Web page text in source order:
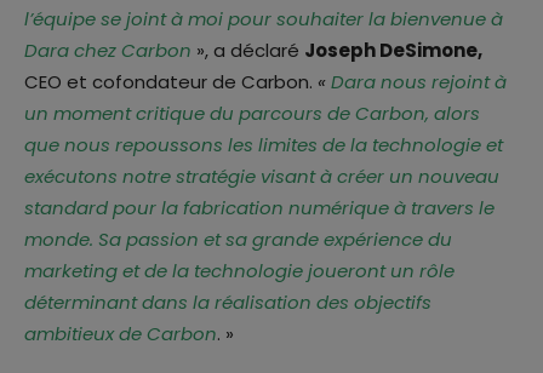
l’équipe se joint à moi pour souhaiter la bienvenue à
Dara chez Carbon », a déclaré Joseph DeSimone,
CEO et cofondateur de Carbon. «Dara nous rejoint à
un moment critique du parcours de Carbon, alors
que nous repoussons les limites de la technologie et
exécutons notre stratégie visant à créer un nouveau
standard pour la fabrication numérique à travers le
monde. Sa passion et sa grande expérience du
marketing et de la technologie joueront un rôle
déterminant dans la réalisation des objectifs
ambitieux de Carbon. »